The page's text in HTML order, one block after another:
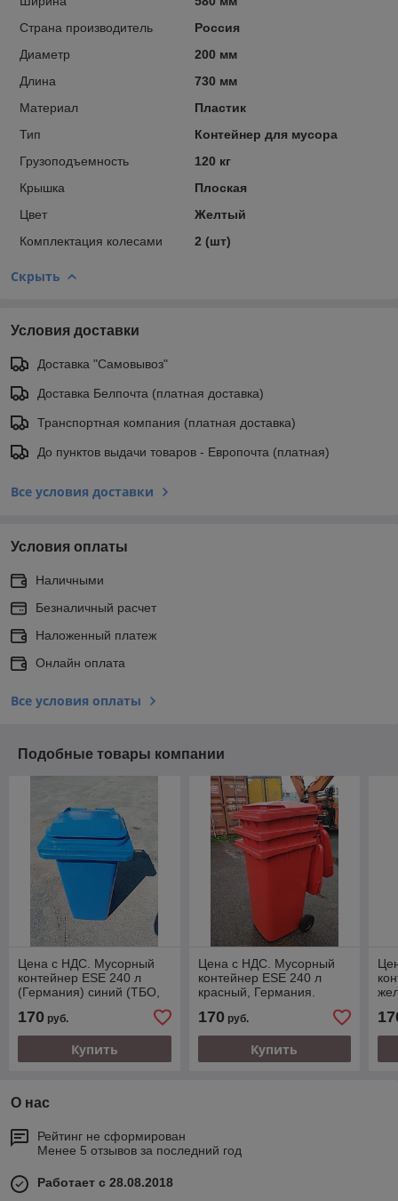
Страна производитель
Россия
Диаметр
200 мм
Длина
730 мм
Материал
Пластик
Тип
Контейнер для мусора
Грузоподъемность
120 кг
Крышка
Плоская
Цвет
Желтый
Комплектация колесами
2 (шт)
Скрыть
Условия доставки
Доставка "Самовывоз"
Доставка Белпочта (платная доставка)
Транспортная компания (платная доставка)
До пунктов выдачи товаров - Европочта (платная)
Все условия доставки
Условия оплаты
Наличными
Безналичный расчет
Наложенный платеж
Онлайн оплата
Все условия оплаты
Подобные товары компании
Цена с НДС. Мусорный
контейнер ESE 240 л
(Германия) синий (ТБО,
ТКО). Работаем с юр. и
физ. лицами.
170 руб.
Купить
Цена с НДС. Мусорный
контейнер ESE 240 л
красный, Германия.
лицами.
170руб.
Купить
О нас
Рейтинг не сформирован
Менее 5 отзывов за последний год
Работает с 28.08.2018